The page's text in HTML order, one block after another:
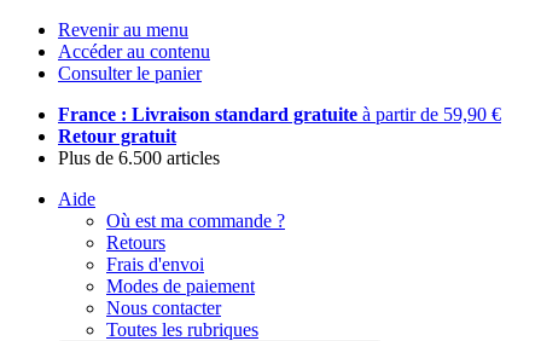
Revenir au menu
Accéder au contenu
Consulter le panier
France : Livraison standard gratuite à partir de 59,90 €
Retour gratuit
Plus de 6.500 articles
Aide
Où est ma commande ?
Retours
Frais d'envoi
Modes de paiement
Nous contacter
Toutes les rubriques